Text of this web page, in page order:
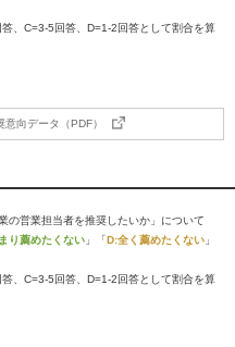
、C=3-5回答、D=1-2回答として割合を算
向データ（PDF）
の営業担当者を推奨したいか」について
り薦めたくない 」「D:全く薦めたくない 」
、C=3-5回答、D=1-2回答として割合を算